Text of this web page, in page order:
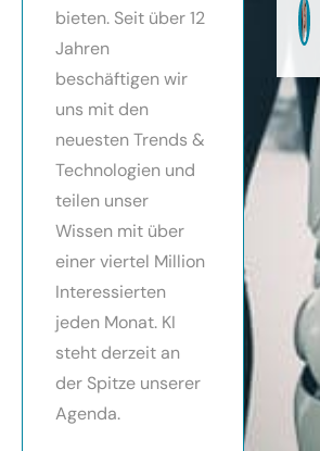
bieten. Seit über 12
Jahren
beschäftigen wir
uns mit den
neuesten Trends &
Technologien und
teilen unser
Wissen mit über
einer viertel Million
Interessierten
jeden Monat. KI
steht derzeit an
der Spitze unserer
Agenda.